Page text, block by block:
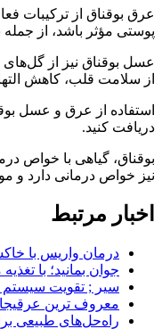
عرق بوقناق از ترکیبات
پوستی مؤثر باشد، از
عسل بوقناق نیز از
از سلامت قلب، کاهش
استفاده از عرق و عسل
دریافت کنید.
بوقناق، گیاهی با خواص
نیز خواص درمانی دارد و
اخبار مرتبط
درمان واریس با
جوان بمانید؛ با
سیر ; تقویت سیستم
معروف ترین
راه‌حل‌های طبیعی